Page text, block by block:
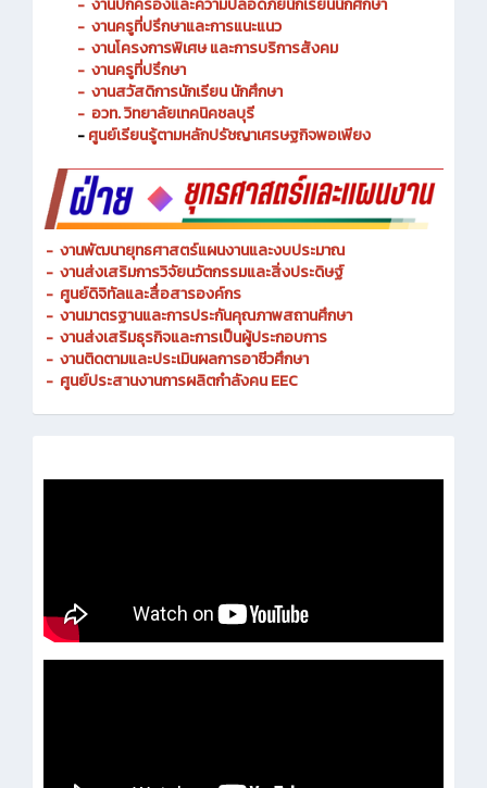
- งานกิจกรรมนักเรียน นักศึกษา
- งานปกครองและความปลอดภัยนักเรียนนักศึกษา
- งานครูที่ปรึกษาและการแนะแนว
- งานโครงการพิเศษ และการบริการ
- งานครูที่ปรึกษา
- งานสวัสดิการนักเรียน นักศึกษา
-อวท. วิทยาลัยเทคนิคชลบุรี
-ศูนย์เรียนรู้ตามหลักปรัชญาเศรษฐกิจพอเพียง
- งานพัฒนายุทธศาสตร์แผนงานและงบประมาณ
- งานส่งเสริมการวิจัยนวัตกรรมและสิ่งประดิษฐ์
- ศูนย์ดิจิทัลและสื่อสารองค์กร
- งานมาตรฐานและการประกันคุณภาพสถานศึกษา
- งานส่งเสริมธุรกิจและการเป็นผู้ประกอบการ
- งานติดตามและประเมินผลการอาชีวศึกษา
-ศูนย์ประสานงานการผลิตกำลังคน EEC